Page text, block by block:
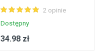
2 opinie
Dostępny
34.98 zł